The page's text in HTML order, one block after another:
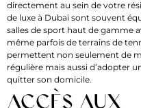
directement au sein de votre
de luxe à Dubaï sont souvent
salles de sport haut de gamme
même parfois de terrains de
permettent non seulement de
régulière mais aussi d’adopter
quitter son domicile.
Accès aux